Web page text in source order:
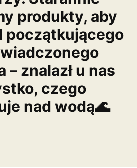
produkty, aby
początkującego
– znalazł u nas
czego
nad wodą🌊